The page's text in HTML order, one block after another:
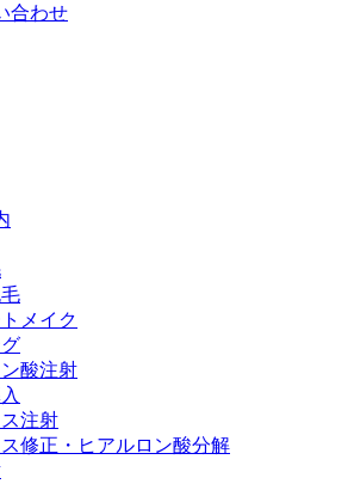
合わせ
メイク
酸注射
注射
修正・ヒアルロン酸分解